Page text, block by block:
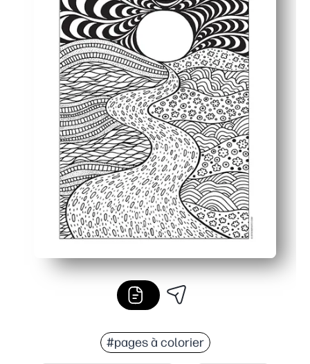
Polyvalent pour la maison ou les cours, idéal pour les
#pages à colorier